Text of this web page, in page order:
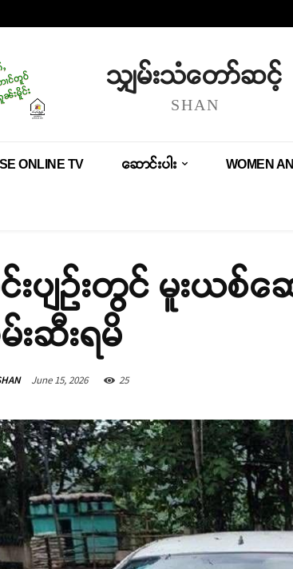
သျှမ်းသံတော်ဆင့်
SHAN
ONLINE TV ဆောင်းပါး WOMEN
းပျဉ်းတွင် မူးယစ်ဆ
းဆီးရမိ
June 15, 2026 25